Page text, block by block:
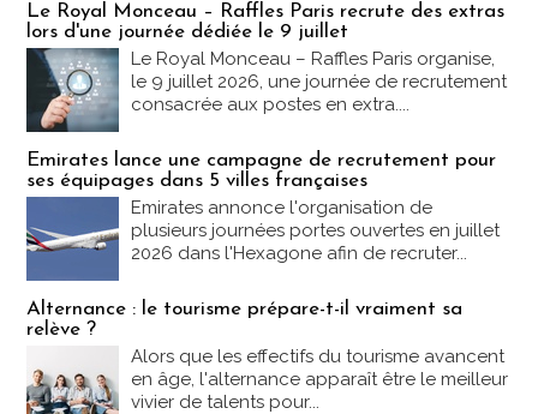
Le Royal Monceau – Raffles Paris recrute des extras
lors d'une journée dédiée le 9 juillet
Le Royal Monceau – Raffles Paris organise,
le 9 juillet 2026, une journée de recrutement
consacrée aux postes en extra....
Emirates lance une campagne de recrutement pour
ses équipages dans 5 villes françaises
Emirates annonce l'organisation de
plusieurs journées portes ouvertes en juillet
2026 dans l'Hexagone afin de recruter...
Alternance : le tourisme prépare-t-il vraiment sa
relève ?
Alors que les effectifs du tourisme avancent
en âge, l'alternance apparaît être le meilleur
vivier de talents pour...